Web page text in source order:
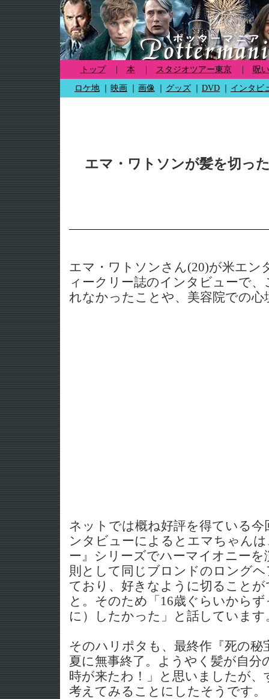
トップ 本 スタジオツアー東京 呪
ロケ地 映画 画像 グッズ DVD インタビ
エマ・ワトソンが髪を切っ
エマ・ワトソンさん(20)が米エン
ィークリー誌のインタビューで
れなかったことや、美容院での
ネットでは概ね好評を得ている
ンタビューによるとエマちゃん
ー』シリーズでハーマイオニーを
則として同じブロンドのロング
ており、好きなように切ること
と。そのため「16歳ぐらいから
に）したかった」と話しています
そのハリポタも、最終作『死の秘
夏に無事終了。ようやく髪が自分
時が来たわ！」と思いましたが
考えてみることにしたそうです